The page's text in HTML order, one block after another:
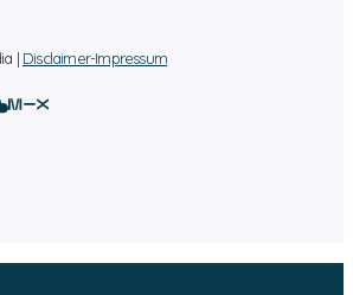
| Disclaimer-Impressum